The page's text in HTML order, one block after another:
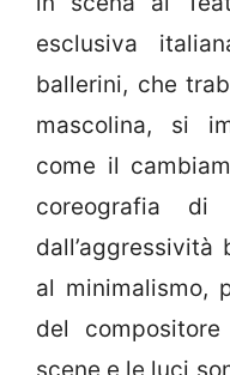
esclusiva
ballerini, che
mascolina, si
come il
coreografia di
al minimalismo,
del compositore
scene e le luci